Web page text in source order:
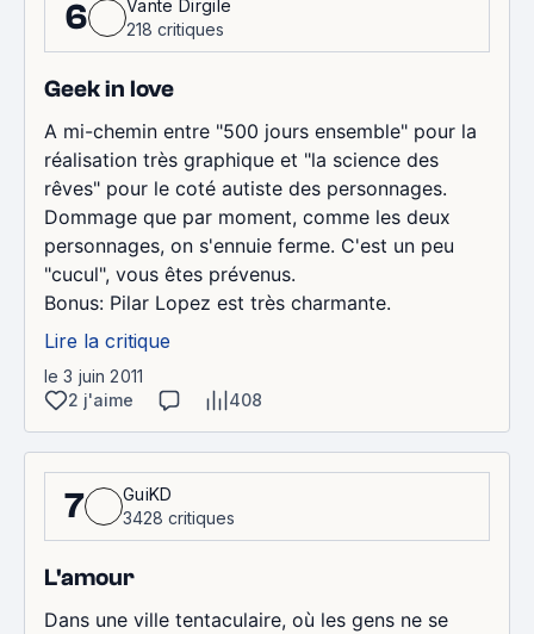
6
Vante Dirgile
218 critiques
Geek in love
A mi-chemin entre "500 jours ensemble" pour la
réalisation très graphique et "la science des
rêves" pour le coté autiste des personnages.
Dommage que par moment, comme les deux
personnages, on s'ennuie ferme. C'est un peu
"cucul", vous êtes prévenus.
Bonus: Pilar Lopez est très charmante.
Lire la critique
le 3 juin 2011
2 j'aime
408
7
GuiKD
3428 critiques
L'amour
Dans une ville tentaculaire, où les gens ne se